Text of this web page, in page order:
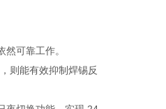
可靠工作。
则能有效抑制焊锡反